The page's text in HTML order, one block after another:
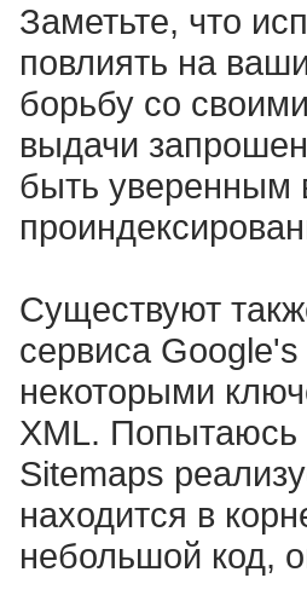
Заметьте, что
повлиять на
борьбу со
выдачи
быть уверенным
Существуют
сервиса
некоторыми
XML. Попытаюсь
Sitemaps
находится в
небольшой код,